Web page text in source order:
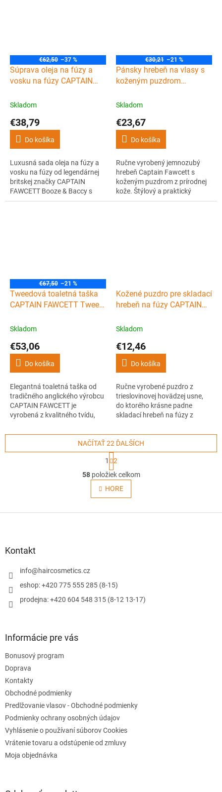
€62,50 –37 %
Súprava oleja na fúzy a
vosku na fúzy CAPTAIN
Booze and Baccy Oil & Wax
Skladom
€38,79
Do košíka
Luxusná sada oleja na fúzy a
vosku na fúzy od legendárnej
britskej značky CAPTAIN
FAWCETT Booze & Baccy s
ikonickou mužnou vôňou
€30,21 –21 %
Pánsky hrebeň na vlasy s
koženým puzdrom
comb with leather case
Skladom
€23,67
Do košíka
Ručne vyrobený jemnozubý
hrebeň Captain Fawcett s
koženým puzdrom z prírodnej
kože. Štýlový a praktický
doplnok pre pravého
€67,50 –21 %
Tweedová toaletná taška
CAPTAIN FAWCETT Tweed
Skladom
€53,06
Do košíka
Elegantná toaletná taška od
tradičného anglického výrobcu
CAPTAIN FAWCETT je
vyrobená z kvalitného tvídu,
anglických džentlmenov.
Kožené puzdro pre skladací
hrebeň na fúzy CAPTAIN
comb sleeve
Skladom
€12,46
Do košíka
Ručne vyrobené puzdro z
trieslovinovej hovädzej usne,
do ktorého krásne padne
skladací hrebeň na fúzy z
FAWCETT.
O
v
l
á
k
v
NAČÍTAŤ 22 ĎALŠÍCH
S
t
r
á
n
k
v
1
2
58položiek celkom
HORE
Kontakt
info@haircosmetics.cz
eshop: +420 775 555 285 (8-15)
prodejna: +420 604 548 315 (8-12 13-17)
Informácie pre vás
Bonusový program
Doprava
Kontakty
Obchodné podmienky
Predlžovanie vlasov - Obchodné podmienky
Podmienky ochrany osobných údajov
Vyhlásenie o používaní súborov Cookies
Vrátenie tovaru a odstúpenie od zmluvy
Moja objednávka